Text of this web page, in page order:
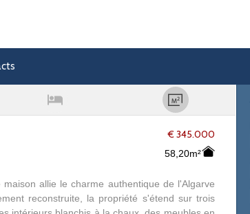
€ 345.000
58,20m²
allie le charme authentique de l'Algarve
reconstruite, la propriété s'étend sur trois